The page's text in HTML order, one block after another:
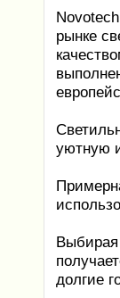
рынке
уютную
Выбирая
долгие